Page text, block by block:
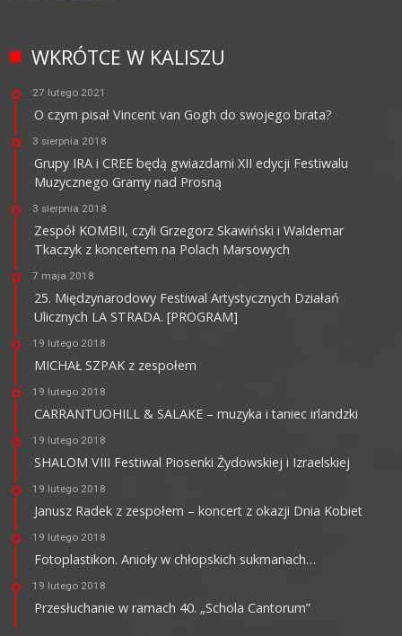
WKRÓTCE W KALISZU
27 lutego 2021
O czym pisał Vincent van Gogh do swojego brata?
3 sierpnia 2018
Grupy IRA i CREE będą gwiazdami XII edycji Festiwalu
Muzycznego Gramy nad Prosną
3 sierpnia 2018
Zespół KOMBII, czyli Grzegorz Skawiński i Waldemar
Tkaczyk z koncertem na Polach Marsowych
7 maja 2018
25. Międzynarodowy Festiwal Artystycznych Działań
Ulicznych LA STRADA. [PROGRAM]
19 lutego 2018
MICHAŁ SZPAK z zespołem
19 lutego 2018
CARRANTUOHILL & SALAKE – muzyka i taniec irlandzki
19 lutego 2018
SHALOM VIII Festiwal Piosenki Żydowskiej i Izraelskiej
19 lutego 2018
Janusz Radek z zespołem – koncert z okazji Dnia Kobiet
19 lutego 2018
Fotoplastikon. Anioły w chłopskich sukmanach…
19 lutego 2018
Przesłuchanie w ramach 40. „Schola Cantorum”